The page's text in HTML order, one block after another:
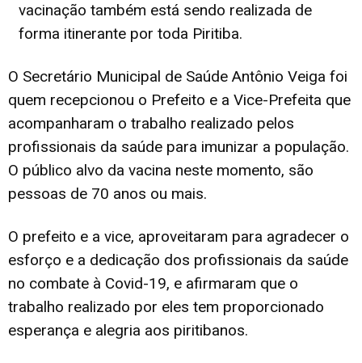
vacinação também está sendo realizada de
forma itinerante por toda Piritiba.
O Secretário Municipal de Saúde Antônio Veiga foi
quem recepcionou o Prefeito e a Vice-Prefeita que
acompanharam o trabalho realizado pelos
profissionais da saúde para imunizar a população.
O público alvo da vacina neste momento, são
pessoas de 70 anos ou mais.
O prefeito e a vice, aproveitaram para agradecer o
esforço e a dedicação dos profissionais da saúde
no combate à Covid-19, e afirmaram que o
trabalho realizado por eles tem proporcionado
esperança e alegria aos piritibanos.